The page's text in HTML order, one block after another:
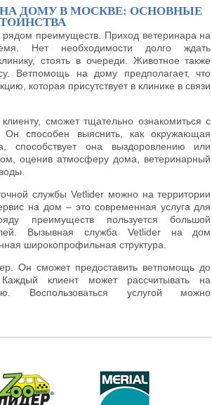
ДОМУ В МОСКВЕ: ОСНОВНЫЕ
преимуществ. Приход ветеринара на
Нет необходимости долго ждать
стоять в очереди. Животное также
Ветпомощь на дому предполагает, что
которая присутствует в клинике в связи
сможет тщательно ознакомиться с
Он способен выяснить, как окружающая
способствует она выздоровлению или
оценив атмосферу дома, ветеринарный
службы Vetlider можно на территории
на дом – это современная услуга для
преимуществ пользуется большой
Вызывная служба Vetlider на дом
широкопрофильная структура.
Он сможет предоставить ветпомощь до
клиент может рассчитывать на
Воспользоваться услугой можно